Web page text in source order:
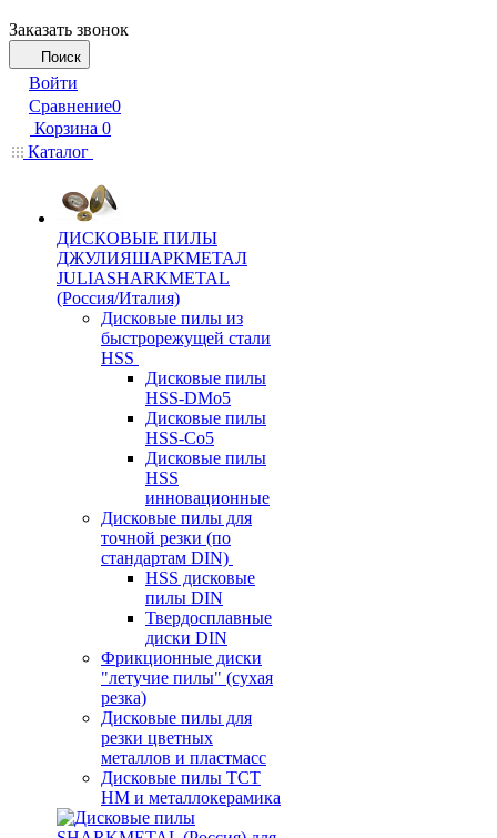
Заказать звонок
Поиск
Войти
Сравнение0
Корзина 0
Каталог
ДИСКОВЫЕ ПИЛЫ
ДЖУЛИЯШАРКМЕТАЛ
JULIASHARKMETAL
(Россия/Италия)
Дисковые пилы из
быстрорежущей стали
HSS
Дисковые пилы
HSS-DMo5
Дисковые пилы
HSS-Co5
Дисковые пилы
HSS
инновационные
Дисковые пилы для
точной резки (по
стандартам DIN)
HSS дисковые
пилы DIN
Твердосплавные
диски DIN
Фрикционные диски
"летучие пилы" (сухая
резка)
Дисковые пилы для
резки цветных
металлов и пластмасс
Дисковые пилы ТСТ
НМ и металлокерамика